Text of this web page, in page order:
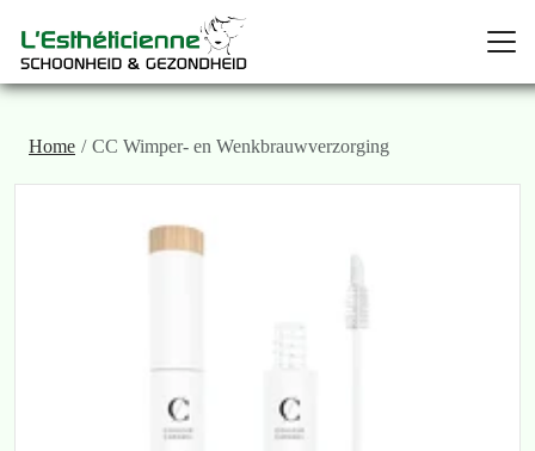
Home CC Wimper- en Wenkbrauwverzorging